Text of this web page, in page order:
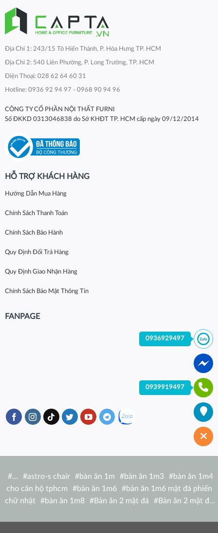
Địa Chỉ 1: 243/15 Tô Hiến Thành, P. Hòa Hưng TP. HCM
Địa Chỉ 2: 540 Liên Phường, P. Long Trường, TP. HCM
Điện Thoại: 028 62 64 60 31
Hotline: 0936 92 94 97 - 0968 90 94 96
CÔNG TY CỔ PHẦN NỘI THẤT FURNI
Số ĐKKD 0313046838 do Sở KHĐT TP. HCM cấp ngày 09/12/2014
HỖ TRỢ KHÁCH HÀNG
Hướng Dẫn Mua Hàng
Chính Sách Thanh Toán
Chính Sách Bảo Hành
Quy Định Đổi Trả Hàng
Quy Định Giao Nhận Hàng
Chính Sách Bảo Mật Thông Tin
FANPAGE
#… #astro-s chair #bàn ăn 1m #bàn ăn 1m3 #bàn ăn 1m4
cho căn hộ tphcm
#bàn ăn 1m6 #bàn ăn 1m6 mặt đá phiến
chữ nhật
#bàn ăn 1m8 #Bàn ăn 2 mặt đá #Bàn ăn 2 mặt đá
0936929497
0939919497